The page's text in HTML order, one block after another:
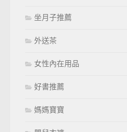
坐月子推薦
外送茶
女性內在用品
好書推薦
媽媽寶寶